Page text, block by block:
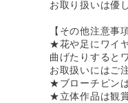
お取り扱いは優
【その他注意事
★花や足にワイ
曲げたりすると
お取扱いにはご
★ブローチピン
★立体作品は観